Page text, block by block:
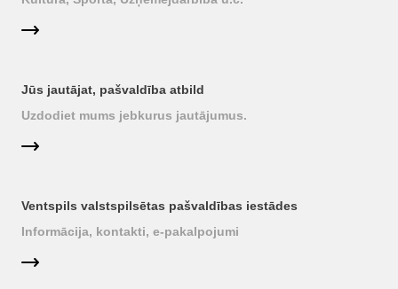
Jūs jautājat, pašvaldība atbild
Uzdodiet mums jebkurus jautājumus.
Ventspils valstspilsētas pašvaldības iestādes
Informācija, kontakti, e-pakalpojumi